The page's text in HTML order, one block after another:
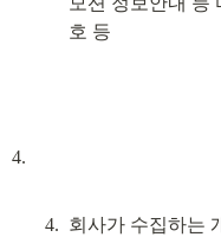
호 등
회사가 수집하는